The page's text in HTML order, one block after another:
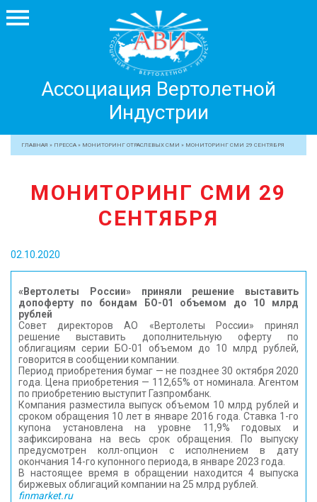
Ассоциация Вертолетной
Индустрии
Вертолетной
Индустрии
+7 499 755 99 29
ЧЛЕНЫ АВИ
МЕРОПРИЯТИЯ
ЖУРНАЛ
ПРЕССА
МЕДИА
КОНТАКТЫ
ГЛАВНАЯ » ПРЕССА » МОНИТОРИНГ ОТРАСЛЕВЫХ СМИ » МОНИТОРИНГ СМИ 29 СЕНТЯБРЯ
МОНИТОРИНГ СМИ 29
СЕНТЯБРЯ
02.10.2020
«Вертолеты России» приняли решение выставить
допоферту по бондам БО-01 объемом до 10 млрд
рублей
Совет директоров АО «Вертолеты России» принял
решение выставить дополнительную оферту по
облигациям серии БО-01 объемом до 10 млрд рублей,
говорится в сообщении компании.
Период приобретения бумаг — не позднее 30 октября 2020
года. Цена приобретения — 112,65% от номинала. Агентом
по приобретению выступит Газпромбанк.
Компания разместила выпуск объемом 10 млрд рублей и
сроком обращения 10 лет в январе 2016 года. Ставка 1-го
купона установлена на уровне 11,9% годовых и
зафиксирована на весь срок обращения. По выпуску
предусмотрен колл-опцион с исполнением в дату
окончания 14-го купонного периода, в январе 2023 года.
В настоящее время в обращении находится 4 выпуска
биржевых облигаций компании на 25 млрд рублей.
finmarket.ru